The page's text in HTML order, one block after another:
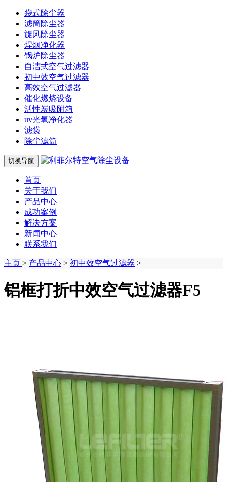
袋式除尘器
滤筒除尘器
旋风除尘器
焊烟净化器
锅炉除尘器
自洁式空气过滤器
初中效空气过滤器
高效空气过滤器
催化燃烧设备
活性炭吸附箱
uv光氧净化器
滤袋
除尘滤筒
切换导航
首页
关于我们
产品中心
成功案例
解决方案
新闻中心
联系我们
主页 > 产品中心 > 初中效空气过滤器 >
铝框打折中效空气过滤器F5